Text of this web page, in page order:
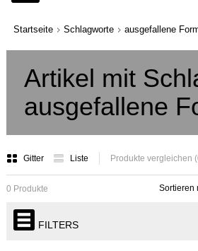
Startseite Schlagworte ausgefallene
Artikel mit
ausgefallene
Gitter Liste Produkte vergleichen
Sortieren
0 Produkte
FILTERS